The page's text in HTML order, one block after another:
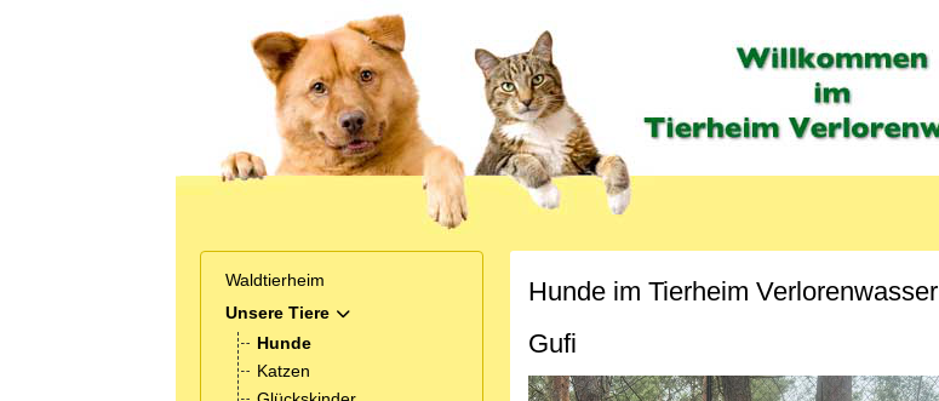
Waldtierheim
Unsere Tiere
MOD_MENU_TOGGLE_SUBMENU_LABEL
Hunde
Katzen
Hunde im Tierheim Verlorenwasser
Gufi